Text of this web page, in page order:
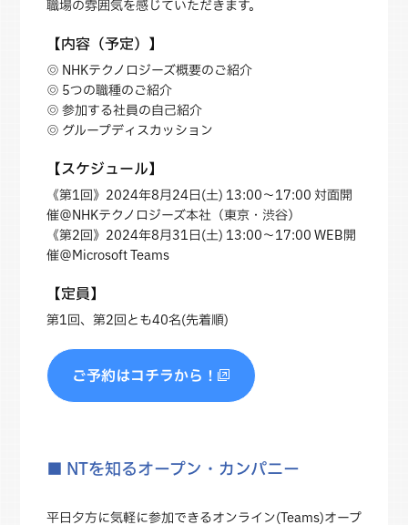
職場の雰囲気を感じていただきます。
【内容（予定）】
◎ NHKテクノロジーズ概要のご紹介
◎ 5つの職種のご紹介
◎ 参加する社員の自己紹介
◎ グループディスカッション
【スケジュール】
《第1回》2024年8月24日(土) 13:00～17:00 対面開
催＠NHKテクノロジーズ本社（東京・渋谷）
《第2回》2024年8月31日(土) 13:00～17:00 WEB開
催＠Microsoft Teams
【定員】
第1回、第2回とも40名(先着順)
ご予約はコチラから！
■ NTを知るオープン・カンパニー
平日夕方に気軽に参加できるオンライン(Teams)オープ